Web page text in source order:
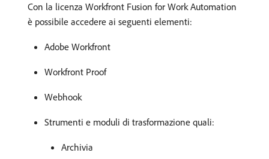
Con la licenza Workfront Fusion for Work Automation
è possibile accedere ai seguenti elementi:
Adobe Workfront
Workfront Proof
Webhook
Strumenti e moduli di trasformazione quali:
Archivia